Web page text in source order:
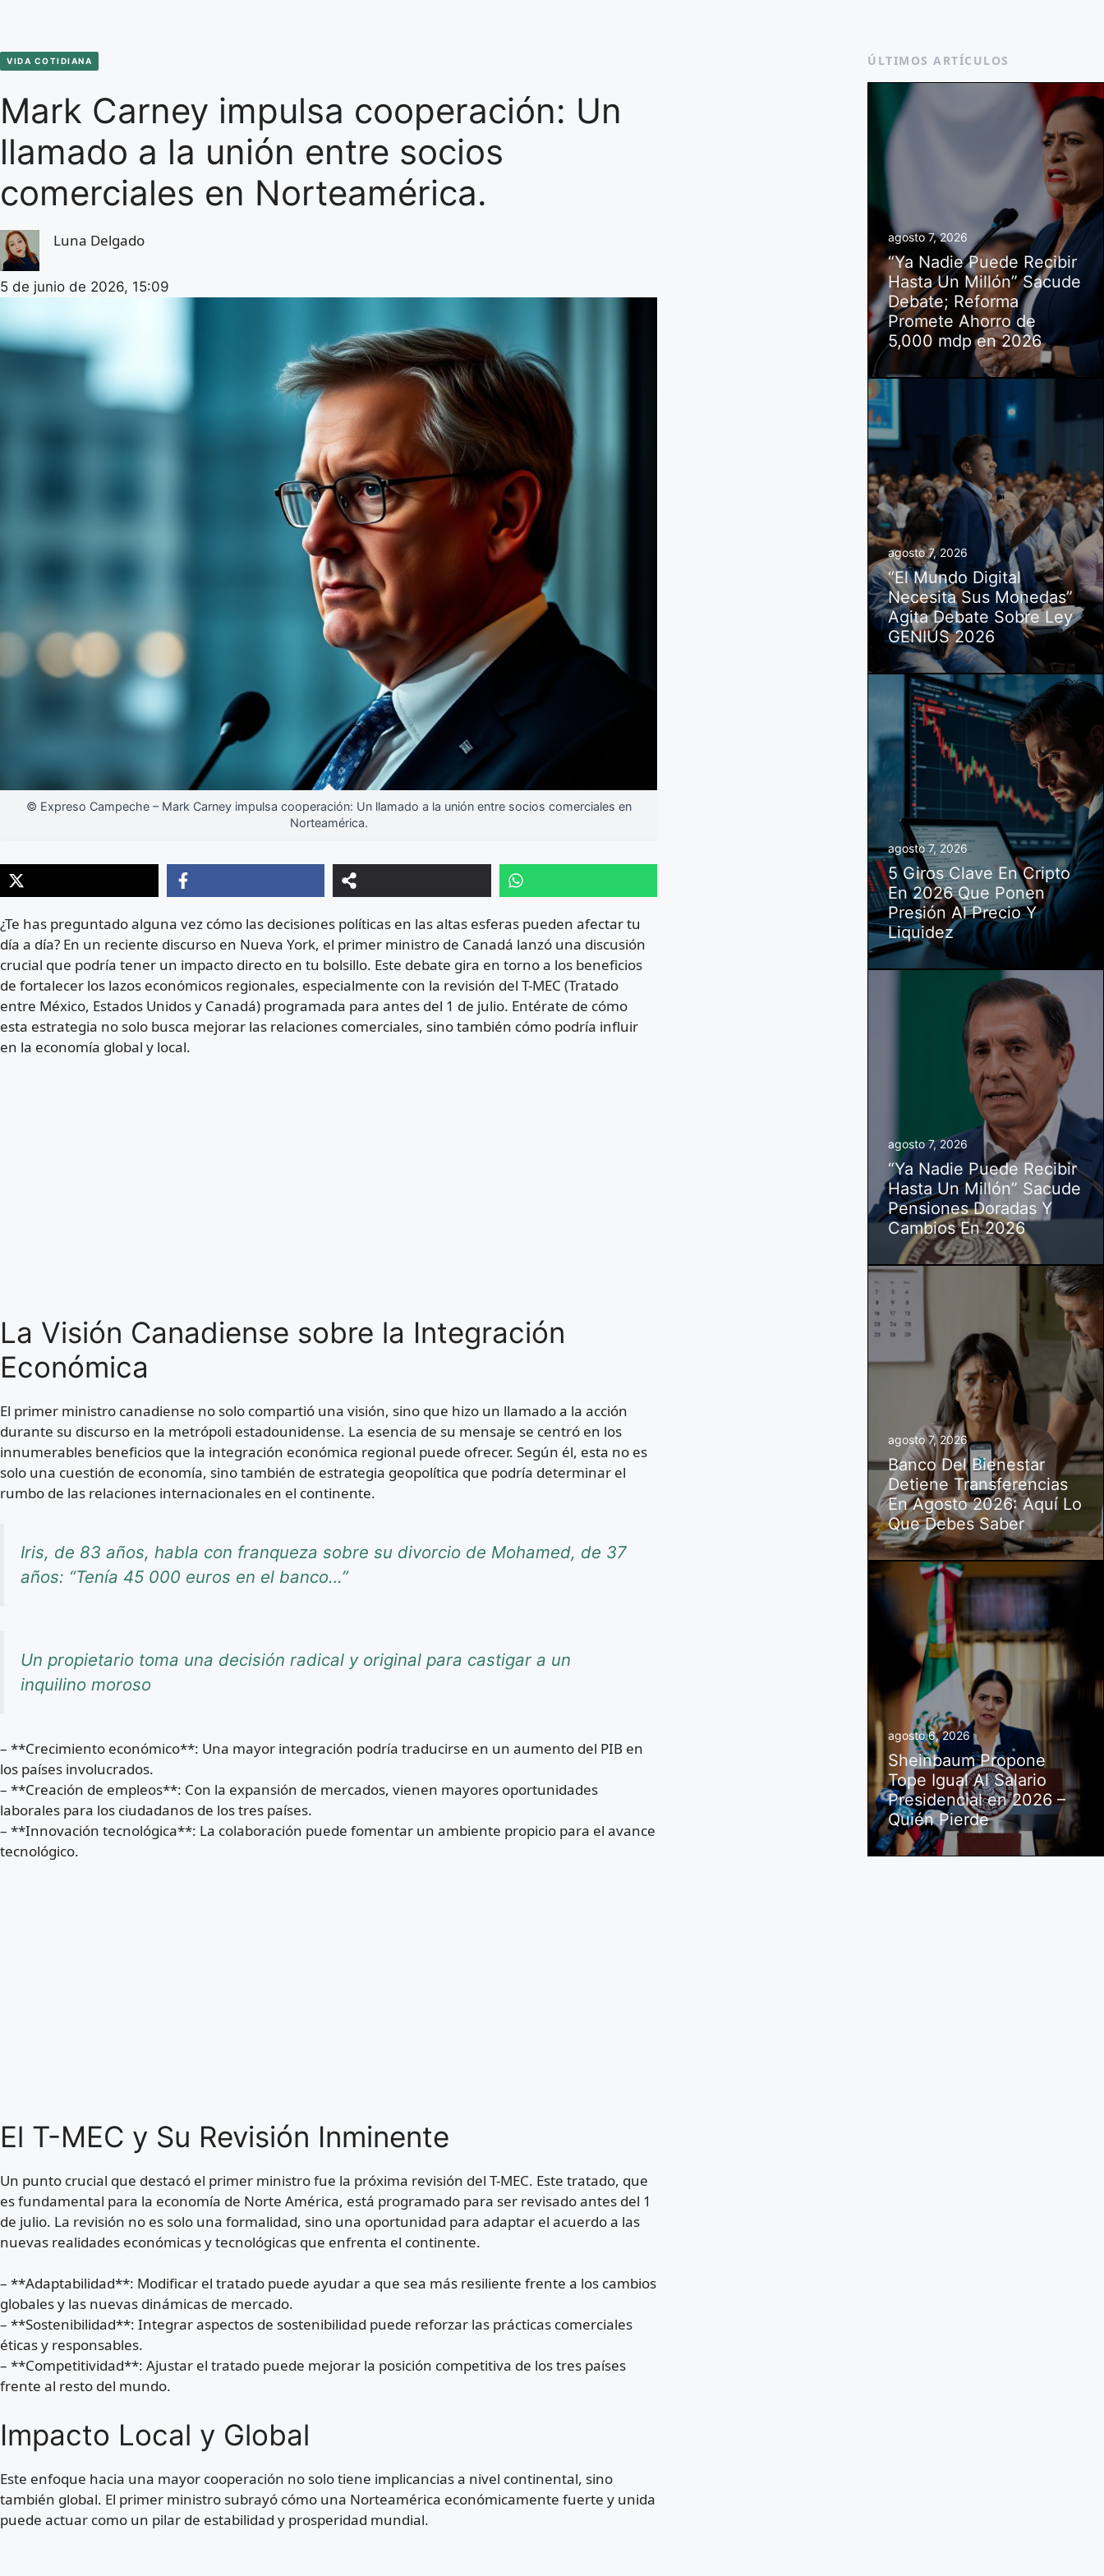
VIDA COTIDIANA
Mark Carney impulsa cooperación: Un
llamado a la unión entre socios
comerciales en Norteamérica.
Luna Delgado
5 de junio de 2026, 15:09
© Expreso Campeche – Mark Carney impulsa cooperación: Un llamado a la unión entre socios comerciales en
Norteamérica.
¿Te has preguntado alguna vez cómo las decisiones políticas en las altas esferas pueden afectar tu
día a día? En un reciente discurso en Nueva York, el primer ministro de Canadá lanzó una discusión
crucial que podría tener un impacto directo en tu bolsillo. Este debate gira en torno a los beneficios
de fortalecer los lazos económicos regionales, especialmente con la revisión del T-MEC (Tratado
entre México, Estados Unidos y Canadá) programada para antes del 1 de julio. Entérate de cómo
esta estrategia no solo busca mejorar las relaciones comerciales, sino también cómo podría influir
en la economía global y local.
La Visión Canadiense sobre la Integración
Económica
El primer ministro canadiense no solo compartió una visión, sino que hizo un llamado a la acción
durante su discurso en la metrópoli estadounidense. La esencia de su mensaje se centró en los
innumerables beneficios que la integración económica regional puede ofrecer. Según él, esta no es
solo una cuestión de economía, sino también de estrategia geopolítica que podría determinar el
rumbo de las relaciones internacionales en el continente.
Iris, de 83 años, habla con franqueza sobre su divorcio de Mohamed, de 37
años: “Tenía 45 000 euros en el banco…”
Un propietario toma una decisión radical y original para castigar a un
inquilino moroso
– **Crecimiento económico**: Una mayor integración podría traducirse en un aumento del PIB en
los países involucrados.
– **Creación de empleos**: Con la expansión de mercados, vienen mayores oportunidades
laborales para los ciudadanos de los tres países.
– **Innovación tecnológica**: La colaboración puede fomentar un ambiente propicio para el avance
tecnológico.
El T-MEC y Su Revisión Inminente
Un punto crucial que destacó el primer ministro fue la próxima revisión del T-MEC. Este tratado, que
es fundamental para la economía de Norte América, está programado para ser revisado antes del 1
de julio. La revisión no es solo una formalidad, sino una oportunidad para adaptar el acuerdo a las
nuevas realidades económicas y tecnológicas que enfrenta el continente.
– **Adaptabilidad**: Modificar el tratado puede ayudar a que sea más resiliente frente a los cambios
globales y las nuevas dinámicas de mercado.
– **Sostenibilidad**: Integrar aspectos de sostenibilidad puede reforzar las prácticas comerciales
éticas y responsables.
– **Competitividad**: Ajustar el tratado puede mejorar la posición competitiva de los tres países
frente al resto del mundo.
Impacto Local y Global
Este enfoque hacia una mayor cooperación no solo tiene implicancias a nivel continental, sino
también global. El primer ministro subrayó cómo una Norteamérica económicamente fuerte y unida
puede actuar como un pilar de estabilidad y prosperidad mundial.
ÚLTIMOS ARTÍCULOS
agosto 7, 2026
“Ya Nadie Puede Recibir
Hasta Un Millón” Sacude
Debate; Reforma
Promete Ahorro de
5,000 mdp en 2026
agosto 7, 2026
“El Mundo Digital
Necesita Sus Monedas”
Agita Debate Sobre Ley
GENIUS 2026
agosto 7, 2026
5 Giros Clave En Cripto
En 2026 Que Ponen
Presión Al Precio Y
Liquidez
agosto 7, 2026
“Ya Nadie Puede Recibir
Hasta Un Millón” Sacude
Pensiones Doradas Y
Cambios En 2026
agosto 7, 2026
Banco Del Bienestar
Detiene Transferencias
En Agosto 2026: Aquí Lo
Que Debes Saber
agosto 6, 2026
Sheinbaum Propone
Tope Igual Al Salario
Presidencial en 2026 –
Quién Pierde